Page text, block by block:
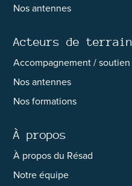
Nos antennes
Acteurs de terrain
Accompagnement / soutien
Nos antennes
Nos formations
À propos
À propos du Résad
Notre équipe